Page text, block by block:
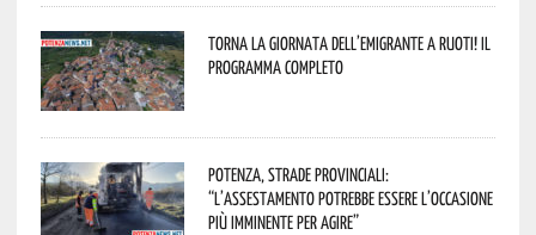
Torna la Giornata dell’Emigrante a Ruoti! Il
programma completo
Potenza, strade provinciali:
“L’assestamento potrebbe essere l’occasione
più imminente per agire”